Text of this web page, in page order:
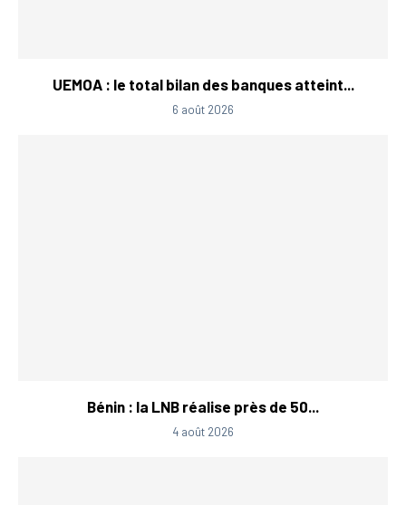
UEMOA : le total bilan des banques atteint...
6 août 2026
Bénin : la LNB réalise près de 50...
4 août 2026